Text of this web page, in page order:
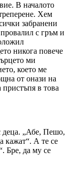
В началото
Хем
забранени
с гръм и
никога повече
ми
което ме
от онази на
пристъпя в това
деца. „Абе, Пешо,
кажат“. А те се
Бре, да му се